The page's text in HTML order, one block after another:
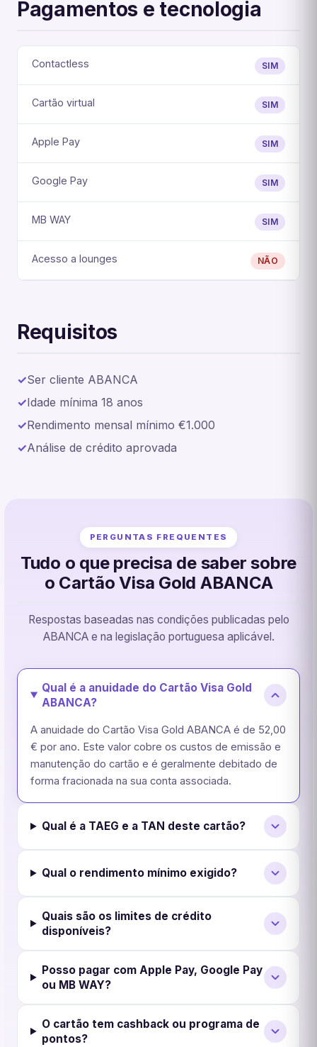
Pagamentos e tecnologia
Contactless SIM
Cartão virtual SIM
Apple Pay SIM
Google Pay SIM
MB WAY SIM
Acesso a lounges NÃO
Requisitos
Ser cliente ABANCA
Idade mínima 18 anos
Rendimento mensal mínimo €1.000
Análise de crédito aprovada
PERGUNTAS FREQUENTES
Tudo o que precisa de saber sobre
o Cartão Visa Gold ABANCA
Respostas baseadas nas condições publicadas pelo
ABANCA e na legislação portuguesa aplicável.
Qual é a anuidade do Cartão Visa Gold
ABANCA?
A anuidade do Cartão Visa Gold ABANCA é de 52,00
€ por ano. Este valor cobre os custos de emissão e
manutenção do cartão e é geralmente debitado de
forma fracionada na sua conta associada.
Qual é a TAEG e a TAN deste cartão?
Qual o rendimento mínimo exigido?
Quais são os limites de crédito
disponíveis?
Posso pagar com Apple Pay, Google Pay
ou MB WAY?
O cartão tem cashback ou programa de
pontos?